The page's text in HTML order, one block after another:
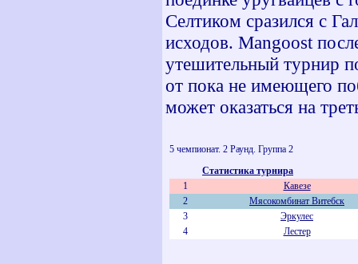
Селтиком сразился с
исходов. Mangoost
утешительный турнир
от пока не имеющего
может оказаться на
5 чемпионат. 2 Раунд. Группа 2
Статистика турнира
1
Кавезе
2
Мясокомбинат Витебск
3
Эркулес
4
Лестер